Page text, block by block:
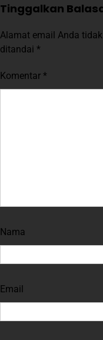
Tinggalkan
Alamat email Anda
ditandai *
Komentar *
Nama
Email